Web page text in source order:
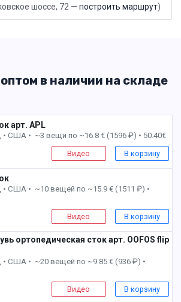
шоссе, 72 — построить маршрут)
в наличии на складе
арт. APL
США • ~3 вещи по ~16.8 € (1596 ₽) • 50.40€
Видео В корзину
США • ~10 вещей по ~15.9 € (1511 ₽) •
Видео В корзину
ортопедическая сток арт. OOFOS flip
США • ~20 вещей по ~9.85 € (936 ₽) •
Видео В корзину